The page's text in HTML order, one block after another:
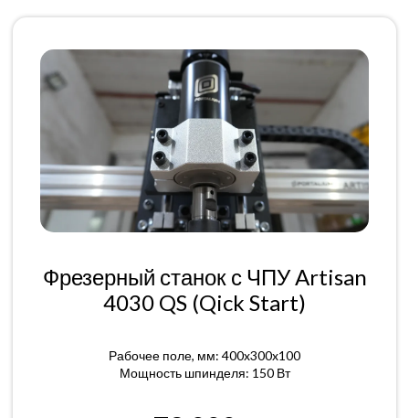
Фрезерный станок с ЧПУ Artisan
4030 QS (Qick Start)
Рабочее поле, мм: 400x300x100
Мощность шпинделя: 150 Вт